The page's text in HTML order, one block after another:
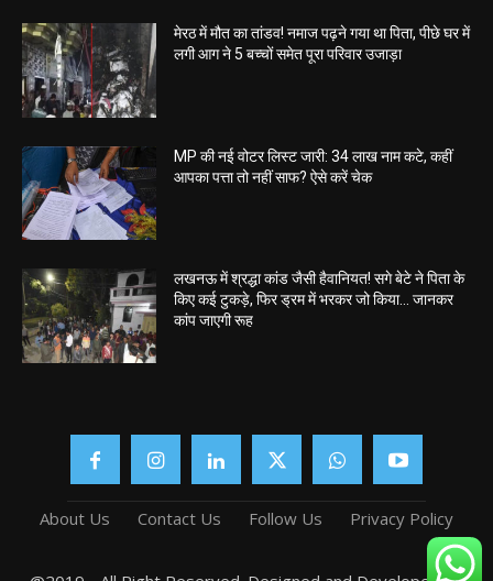
मेरठ में मौत का तांडव! नमाज पढ़ने गया था पिता, पीछे घर में
लगी आग ने 5 बच्चों समेत पूरा परिवार उजाड़ा
MP की नई वोटर लिस्ट जारी: 34 लाख नाम कटे, कहीं
आपका पत्ता तो नहीं साफ? ऐसे करें चेक
लखनऊ में श्रद्धा कांड जैसी हैवानियत! सगे बेटे ने पिता के
किए कई टुकड़े, फिर ड्रम में भरकर जो किया… जानकर
कांप जाएगी रूह
About Us Contact Us Follow Us Privacy Policy